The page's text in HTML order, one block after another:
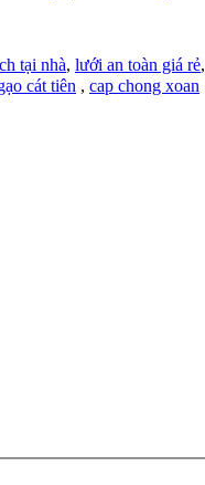
tại nhà, lưới an toàn giá rẻ,
cát tiên , cap chong xoan